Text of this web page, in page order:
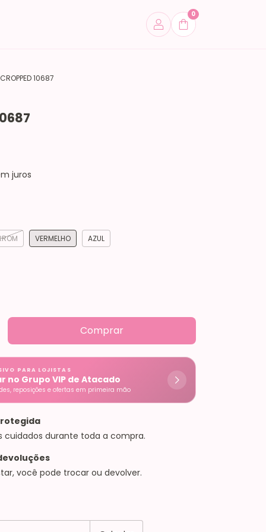
0
CROPPED 10687
juros
VERMELHO AZUL
PARA LOJISTAS
no Grupo VIP de Atacado
reposições e ofertas em primeira mão
cuidados durante toda a compra.
você pode trocar ou devolver.